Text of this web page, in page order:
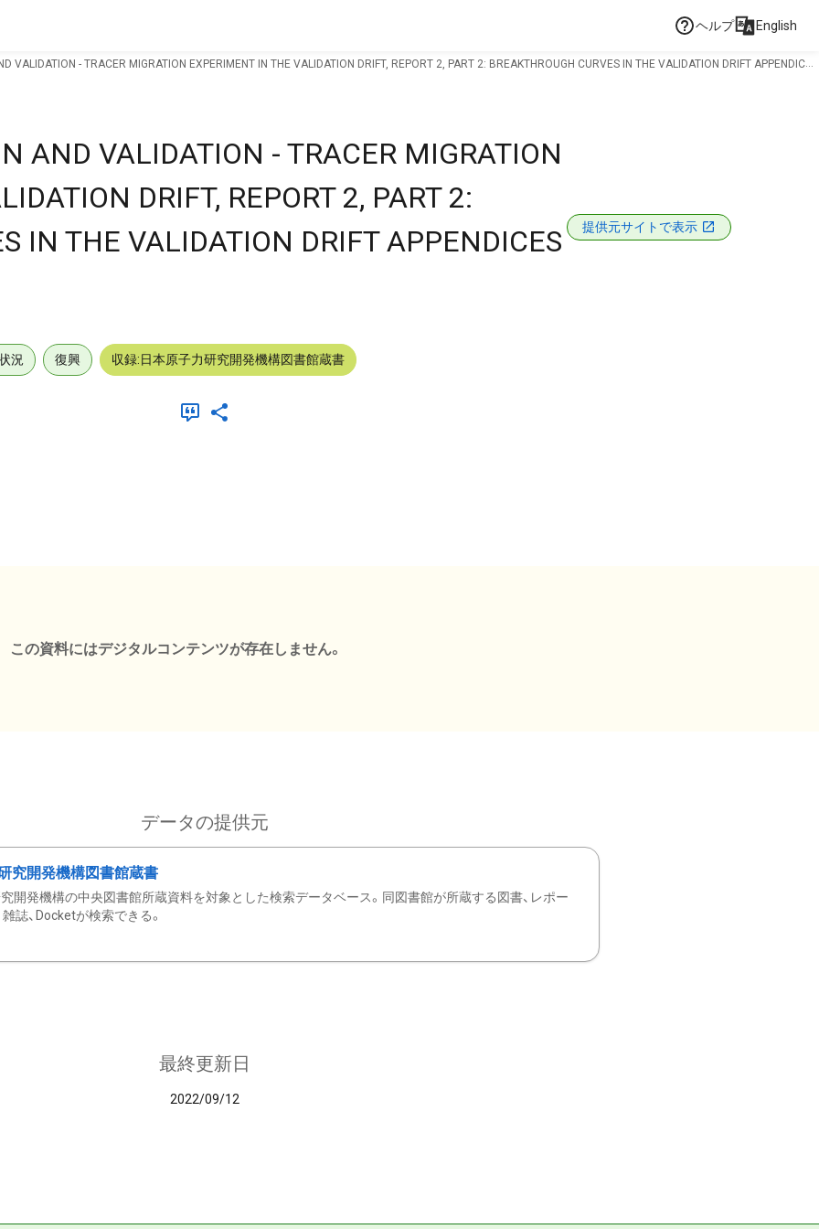
ヘルプ English
VALIDATION - TRACER MIGRATION EXPERIMENT IN THE VALIDATION DRIFT, REPORT 2, PART 2: BREAKTHROUGH CURVES IN THE VALIDATION DRIFT APPENDICES
AND VALIDATION - TRACER MIGRATION
DRIFT, REPORT 2, PART 2:
IN THE VALIDATION DRIFT APPENDICES
提供元サイトで表示
況 復興 収録:日本原子力研究開発機構図書館蔵書
この資料にはデジタルコンテンツが存在しません。
データの提供元
究開発機構図書館蔵書
開発機構の中央図書館所蔵資料を対象とした検索データベース。同図書館が所蔵する図書、レポー
雑誌、Docketが検索できる。
最終更新日
2022/09/12